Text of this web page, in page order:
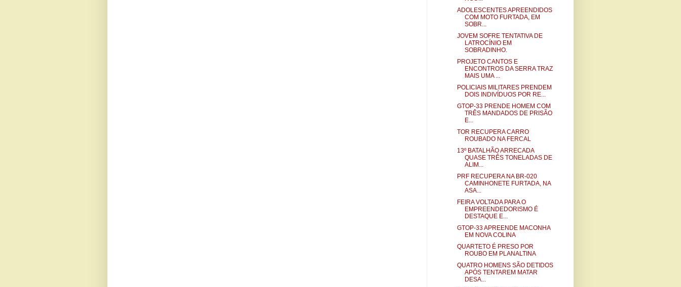
ADOLESCENTES APREENDIDOS
COM MOTO FURTADA, EM
SOBR...
JOVEM SOFRE TENTATIVA DE
LATROCÍNIO EM
SOBRADINHO.
PROJETO CANTOS E
ENCONTROS DA SERRA TRAZ
MAIS UMA ...
POLICIAIS MILITARES PRENDEM
DOIS INDIVÍDUOS POR RE...
GTOP-33 PRENDE HOMEM COM
TRÊS MANDADOS DE PRISÃO
E...
TOR RECUPERA CARRO
ROUBADO NA FERCAL
13º BATALHÃO ARRECADA
QUASE TRÊS TONELADAS DE
ALIM...
PRF RECUPERA NA BR-020
CAMINHONETE FURTADA, NA
ASA...
FEIRA VOLTADA PARA O
EMPREENDEDORISMO É
DESTAQUE E...
GTOP-33 APREENDE MACONHA
EM NOVA COLINA
QUARTETO É PRESO POR
ROUBO EM PLANALTINA
QUATRO HOMENS SÃO DETIDOS
APÓS TENTAREM MATAR
DESA...